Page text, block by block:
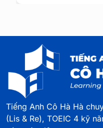
Tiếng Anh Cô Hà Hà
(Lis & Re), TOEIC 4 kỹ